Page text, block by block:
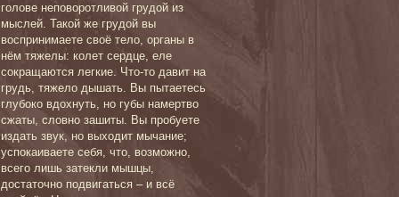
голове неповоротливой грудой из
мыслей. Такой же грудой вы
воспринимаете своё тело, органы в
нём тяжелы: колет сердце, еле
сокращаются легкие. Что-то давит на
грудь, тяжело дышать. Вы пытаетесь
глубоко вдохнуть, но губы намертво
сжаты, словно зашиты. Вы пробуете
издать звук, но выходит мычание;
успокаиваете себя, что, возможно,
всего лишь затекли мышцы,
достаточно подвигаться – и всё